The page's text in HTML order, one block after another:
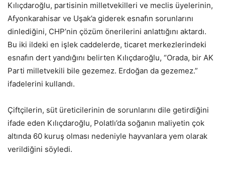
Kılıçdaroğlu, partisinin milletvekilleri ve meclis üyelerinin,
Afyonkarahisar ve Uşak’a giderek esnafın sorunlarını
dinlediğini, CHP’nin çözüm önerilerini anlattığını aktardı.
Bu iki ildeki en işlek caddelerde, ticaret merkezlerindeki
esnafın dert yandığını belirten Kılıçdaroğlu, “Orada, bir AK
Parti milletvekili bile gezemez. Erdoğan da gezemez.”
ifadelerini kullandı.
Çiftçilerin, süt üreticilerinin de sorunlarını dile getirdiğini
ifade eden Kılıçdaroğlu, Polatlı’da soğanın maliyetin çok
altında 60 kuruş olması nedeniyle hayvanlara yem olarak
verildiğini söyledi.